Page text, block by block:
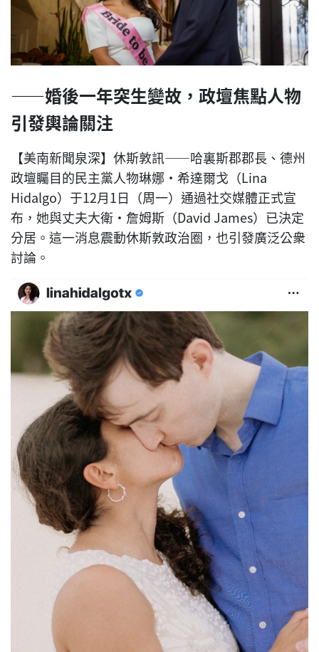
——婚後一年突生變故，政壇焦點人物
引發輿論關注
【美南新聞泉深】休斯敦訊——哈裏斯郡郡長、德州
政壇矚目的民主黨人物琳娜·希達爾戈（Lina
Hidalgo）于12月1日（周一）通過社交媒體正式宣
布，她與丈夫大衛·詹姆斯（David James）已決定
分居。這一消息震動休斯敦政治圈，也引發廣泛公衆
討論。